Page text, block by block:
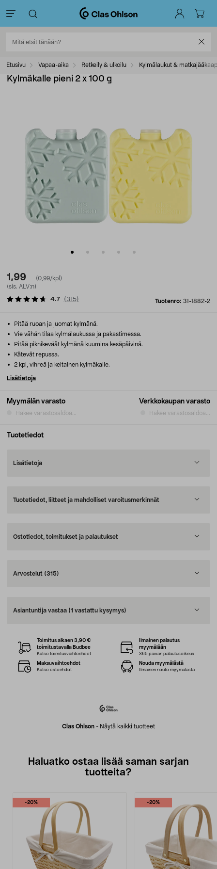
Etusivu Vapaa-aika Retkeily & ulkoilu Kylmälaukut &
Kylmäkalle pieni 2 x 100 g
1,99
(0,99/kpl)
(sis. ALV:n)
Tuotenro: 31-1882-2
4.7 (315)
Myymälän varasto
Hakee varastosaldoa...
Verkkokaupan varasto
Hakee varastosaldoa...
Pitää ruoan ja juomat kylmänä.
Vie vähän tilaa kylmälaukussa ja pakastimessa.
Pitää piknikeväät kylmänä kuumina kesäpäivinä.
Kätevät repussa.
2 kpl, vihreä ja keltainen kylmäkalle.
Lisätietoja
Tuotetiedot
Lisätietoja
Tuotetiedot, liitteet ja mahdolliset varoitusmerkinnät
Ostotiedot, toimitukset ja palautukset
Arvostelut (315)
Asiantuntija vastaa (1 vastattu kysymys)
Clas Ohlson - Näytä kaikki tuotteet
Toimitus alkaen 3,90 €
toimitustavalla Budbee
Katso toimitusvaihtoehdot
Ilmainen palautus
myymälään
365 päivän palautusoikeus
Maksuvaihtoehdot
Katso ostoehdot
Nouda myymälästä
Ilmainen nouto myymälästä
Haluatko ostaa lisää saman sarjan
tuotteita?
-20% -20%